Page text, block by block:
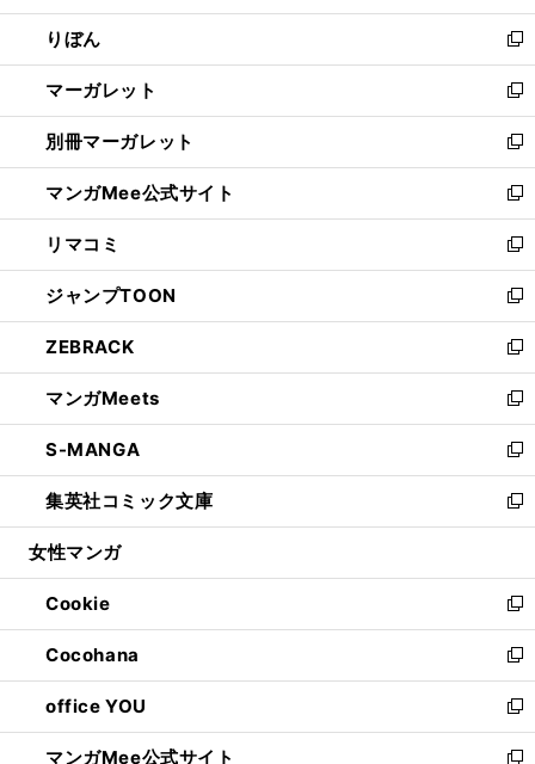
開
く
ウ
で
開
く
ン
ド
ウ
で
開
く
ウ
ィ
ン
ド
ウ
で
開
く
りぼん
新
し
い
ウ
ィ
ン
ド
ウ
で
開
く
マーガレット
新
し
い
ウ
ィ
ン
ド
ウ
で
開
く
別冊マーガレット
新
し
い
ウ
ィ
ン
ド
ウ
で
開
く
マンガMee公式サイト
新
し
い
ウ
ィ
ン
ド
ウ
で
開
く
リマコミ
新
し
い
ウ
ィ
ン
ド
ウ
で
開
く
ジャンプTOON
新
し
い
ウ
ィ
ン
ド
ウ
で
開
ZEBRACK
新
し
い
ウ
ィ
ン
ド
ウ
開
く
マンガMeets
新
し
い
ウ
ィ
ン
ウ
で
開
く
S-MANGA
新
し
い
ウ
ン
ド
ウ
で
開
く
集英社コミック文庫
新
し
ウ
ィ
ン
ド
ウ
で
開
く
女性マンガ
Cookie
新
し
い
ウ
ィ
ン
ド
Cocohana
新
し
い
ウ
office YOU
新
し
マンガMee公式サイト